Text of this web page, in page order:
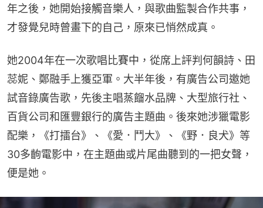
年之後，她開始接觸音樂人，與歌曲監製合作共事，
才發覺兒時曾畫下的自己，原來已悄然成真。
她2004年在一次歌唱比賽中，從席上評判何韻詩、田
蕊妮、鄭融手上獲亞軍。大半年後，有廣告公司邀她
試音錄廣告歌，先後主唱蒸餾水品牌、大型旅行社、
百貨公司和匯豐銀行的廣告主題曲。後來她涉獵電影
配樂，《打擂台》、《愛．鬥大》、《野．良犬》等
30多齣電影中，在主題曲或片尾曲聽到的一把女聲，
便是她。